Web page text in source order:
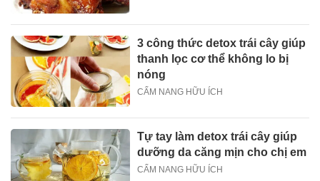
3 công thức detox trái cây giúp
thanh lọc cơ thể không lo bị
nóng
CẨM NANG HỮU ÍCH
Tự tay làm detox trái cây giúp
dưỡng da căng mịn cho chị em
CẨM NANG HỮU ÍCH